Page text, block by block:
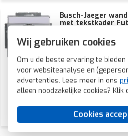
Wij gebruiken cookies
Om u de beste ervaring te bieden
voor websiteanalyse en
advertenties. Lees meer in ons
alleen noodzakelijke cookies? Klik
Cookies
Busch-Jaeger
met tekstkader
busch-jaeger
83 met tekstveld.
Voorraad:
0 stuk(s)
Verwachte levertijd:
31,38
12,58